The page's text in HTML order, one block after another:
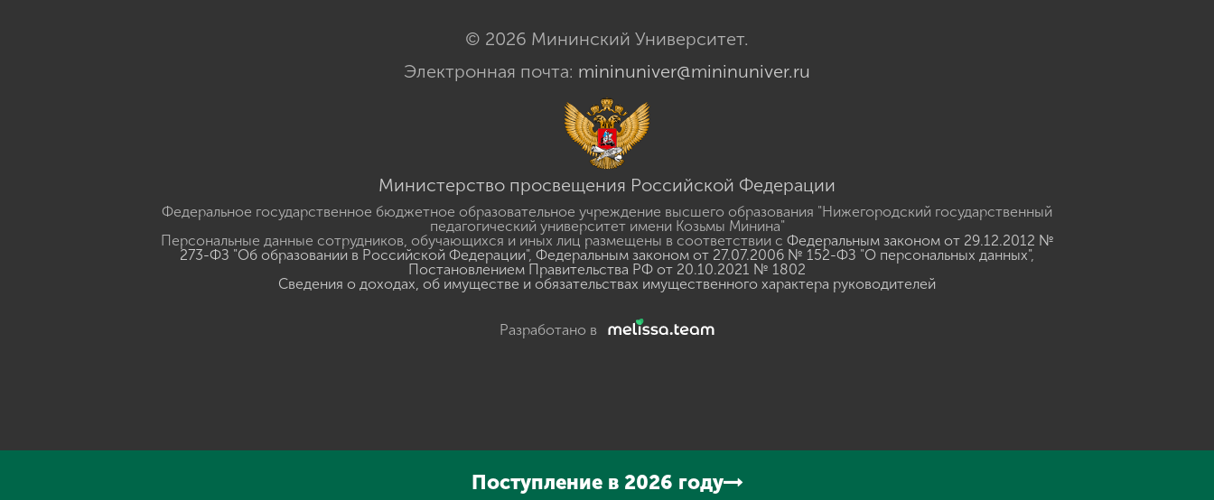
© 2026 Мининский Университет.
Электронная почта: mininuniver@mininuniver.ru
Министерство просвещения Российской Федерации
Федеральное государственное бюджетное образовательное учреждение высшего образования "Нижегородский государственный
педагогический университет имени Козьмы Минина"
Персональные данные сотрудников, обучающихся и иных лиц размещены в соответствии с Федеральным законом от 29.12.2012 №
273-ФЗ "Об образовании в Российской Федерации", Федеральным законом от 27.07.2006 № 152-ФЗ "О персональных данных",
Постановлением Правительства РФ от 20.10.2021 № 1802
Сведения о доходах, об имуществе и обязательствах имущественного характера руководителей
Разработано в
Поступление в 2026 году